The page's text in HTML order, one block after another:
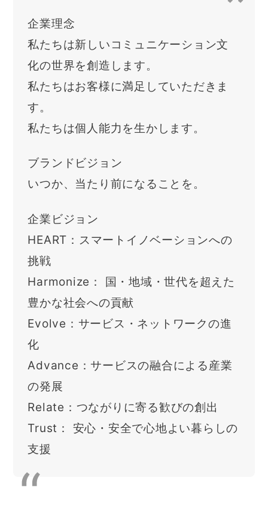
企業理念
私たちは新しいコミュニケーション文
化の世界を創造します。
私たちはお客様に満足していただきま
す。
私たちは個人能力を生かします。
ブランドビジョン
いつか、当たり前になることを。
企業ビジョン
HEART：スマートイノベーションへの
挑戦
Harmonize： 国・地域・世代を超えた
豊かな社会への貢献
Evolve：サービス・ネットワークの進
化
Advance：サービスの融合による産業
の発展
Relate：つながりに寄る歓びの創出
Trust： 安心・安全で心地よい暮らしの
支援